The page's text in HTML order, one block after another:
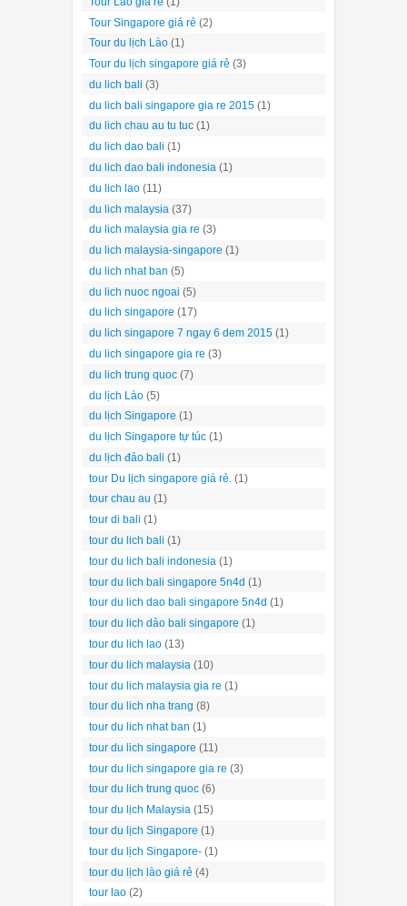
Tour Singapore giá rẻ (2)
Tour du lịch Lào (1)
Tour du lịch singapore giá rẻ (3)
du lich bali (3)
du lich bali singapore gia re 2015 (1)
du lich chau au tu tuc (1)
du lich dao bali (1)
du lich dao bali indonesia (1)
du lich lao (11)
du lich malaysia (37)
du lich malaysia gia re (3)
du lich malaysia-singapore (1)
du lich nhat ban (5)
du lich nuoc ngoai (5)
du lich singapore (17)
du lich singapore 7 ngay 6 dem 2015 (1)
du lich singapore gia re (3)
du lich trung quoc (7)
du lịch Lào (5)
du lịch Singapore (1)
du lịch Singapore tự túc (1)
du lịch đảo bali (1)
tour Du lịch singapore giá rẻ. (1)
tour chau au (1)
tour di bali (1)
tour du lich bali (1)
tour du lich bali indonesia (1)
tour du lich bali singapore 5n4d (1)
tour du lich dao bali singapore 5n4d (1)
tour du lich dảo bali singapore (1)
tour du lich lao (13)
tour du lich malaysia (10)
tour du lich malaysia gia re (1)
tour du lich nha trang (8)
tour du lich nhat ban (1)
tour du lich singapore (11)
tour du lich singapore gia re (3)
tour du lich trung quoc (6)
tour du lịch Malaysia (15)
tour du lịch Singapore (1)
tour du lịch Singapore- (1)
tour du lịch lào giá rẻ (4)
tour lao (2)